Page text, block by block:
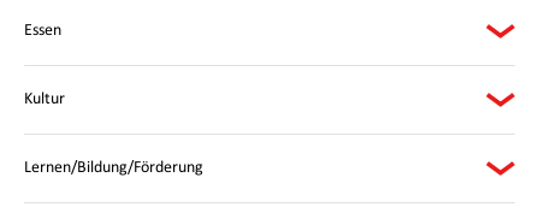
Essen
Kultur
Lernen/Bildung/Förderung